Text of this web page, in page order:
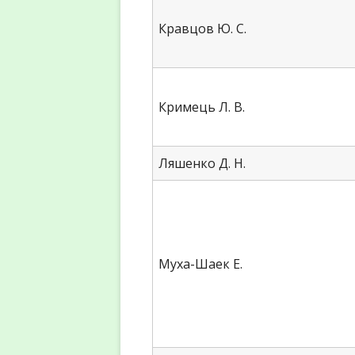
Кравцов Ю. С.
Кримець Л. В.
Ляшенко Д. Н.
Муха-Шаек Е.